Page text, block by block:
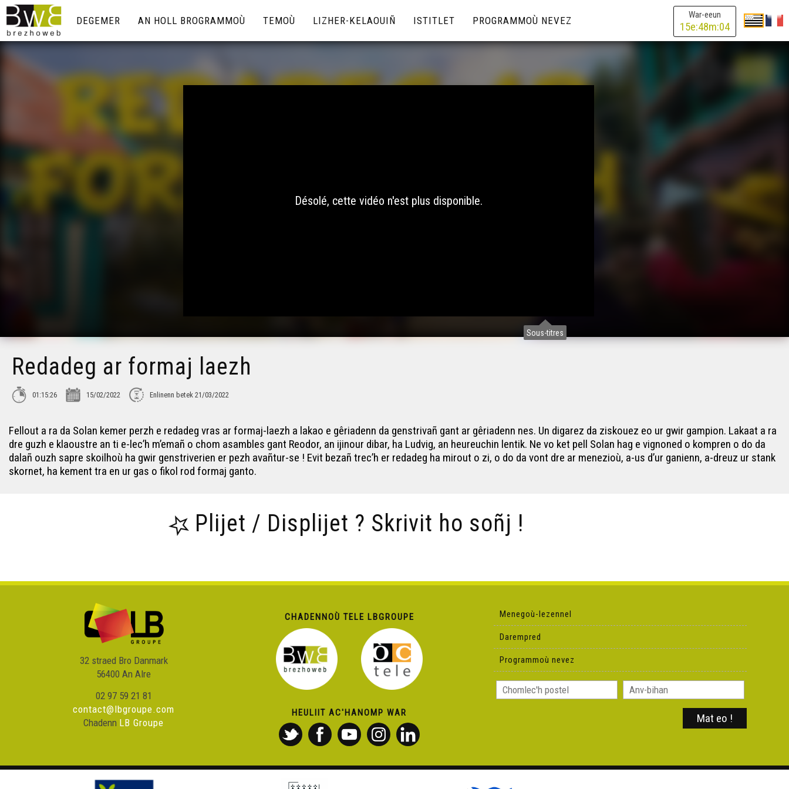
War-eeun
15e:48m:04
DEGEMER AN HOLL BROGRAMMOÙ TEMOÙ LIZHER-KELAOUIÑ ISTITLET PROGRAMMOÙ NEVEZ
Sous-titres
Désolé, cette vidéo n'est plus disponible.
Redadeg ar formaj laezh
01:15:26 15/02/2022 Enlinenn betek 21/03/2022
Fellout a ra da Solan kemer perzh e redadeg vras ar formaj-laezh a lakao e gêriadenn da genstrivañ gant ar gêriadenn nes. Un digarez da ziskouez eo ur gwir gampion. Lakaat a ra
dre guzh e klaoustre an ti e-lec’h m’emañ o chom asambles gant Reodor, an ijinour dibar, ha Ludvig, an heureuchin lentik. Ne vo ket pell Solan hag e vignoned o kompren o do da
dalañ ouzh sapre skoilhoù ha gwir genstriverien er pezh avañtur-se ! Evit bezañ trec’h er redadeg ha mirout o zi, o do da vont dre ar menezioù, a-us d’ur ganienn, a-dreuz ur stank
skornet, ha kement tra en ur gas o fikol rod formaj ganto.
Plijet / Displijet ? Skrivit ho soñj !
32 straed Bro Danmark
56400 An Alre
02 97 59 21 81
contact@lbgroupe.com
Chadenn LB Groupe
CHADENNOÙ TELE LBGROUPE
HEULIIT AC'HANOMP WAR
Menegoù-lezennel
Darempred
Programmoù nevez